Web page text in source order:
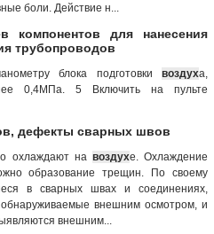
боли. Действие н...
компонентов для нанесения
трубопроводов
блока подготовки воздуха,
0,4МПа. 5 Включить на пульте
дефекты сварных швов
охлаждают на воздухе. Охлаждение
образование трещин. По своему
в сварных швах и соединениях,
внешним осмотром, и
внешним...